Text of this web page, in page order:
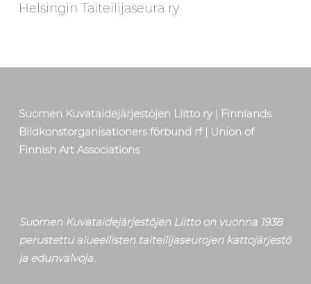
Helsingin Taiteilijaseura ry
Skip back to main navigation
Suomen Kuvataidejärjestöjen Liitto ry | Finnlands
Bildkonstorganisationers förbund rf | Union of
Finnish Art Associations
Suomen Kuvataidejärjestöjen Liitto on vuonna 1938
perustettu alueellisten taiteilijaseurojen kattojärjestö
ja edunvalvoja.